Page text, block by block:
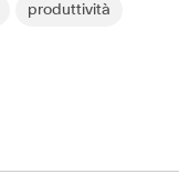
produttività